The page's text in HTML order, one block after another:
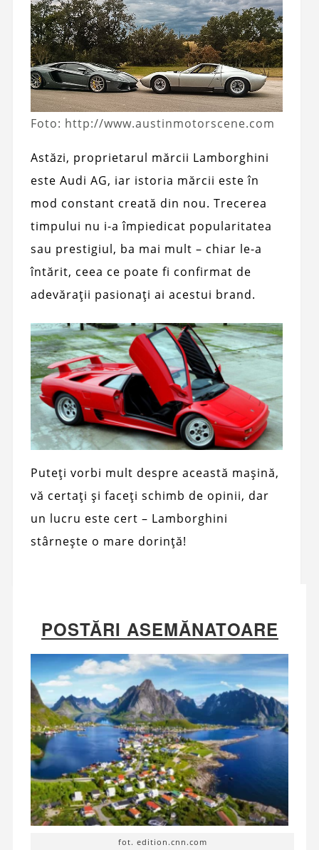
Foto: http://www.austinmotorscene.com
Astăzi, proprietarul mărcii Lamborghini
este Audi AG, iar istoria mărcii este în
mod constant creată din nou. Trecerea
timpului nu i-a împiedicat popularitatea
sau prestigiul, ba mai mult – chiar le-a
întărit, ceea ce poate fi confirmat de
adevărații pasionați ai acestui brand.
Puteți vorbi mult despre această mașină,
vă certați și faceți schimb de opinii, dar
un lucru este cert – Lamborghini
stârnește o mare dorință!
POSTĂRI ASEMĂNATOARE
fot. edition.cnn.com